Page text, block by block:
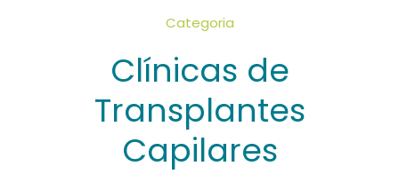
Categoria
Clínicas de
Transplantes
Capilares